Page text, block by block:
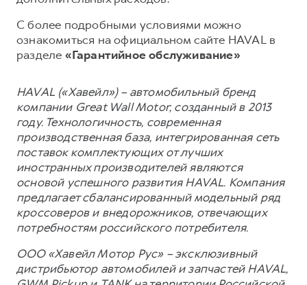
С более подробными условиями можно
ознакомиться на официальном сайте HAVAL в
разделе «Гарантийное обслуживание»
HAVAL («Хавейл») – автомобильный бренд
компании Great Wall Motor, созданный в 2013
году. Технологичность, современная
производственная база, интегрированная сеть
поставок комплектующих от лучших
иностранных производителей являются
основой успешного развития HAVAL. Компания
предлагает сбалансированный модельный ряд
кроссоверов и внедорожников, отвечающих
потребностям российского потребителя.
ООО «Хавейл Мотор Рус» – эксклюзивный
дистрибьютор автомобилей и запчастей HAVAL,